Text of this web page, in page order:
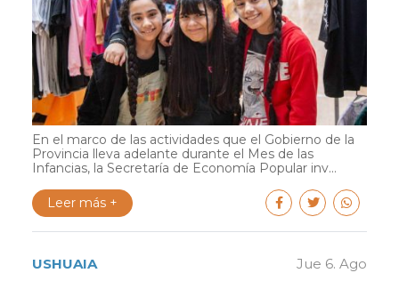
En el marco de las actividades que el Gobierno de la
Provincia lleva adelante durante el Mes de las
Infancias, la Secretaría de Economía Popular inv...
Leer más +
USHUAIA Jue 6. Ago